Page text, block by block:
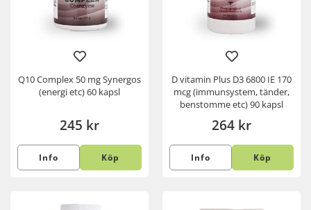
Q10 Complex 50 mg Synergos
(energi etc) 60 kapsl
245 kr
Info Köp
D vitamin Plus D3 6800 IE 170
mcg (immunsystem, tänder,
benstomme etc) 90 kapsl
264 kr
Info Köp